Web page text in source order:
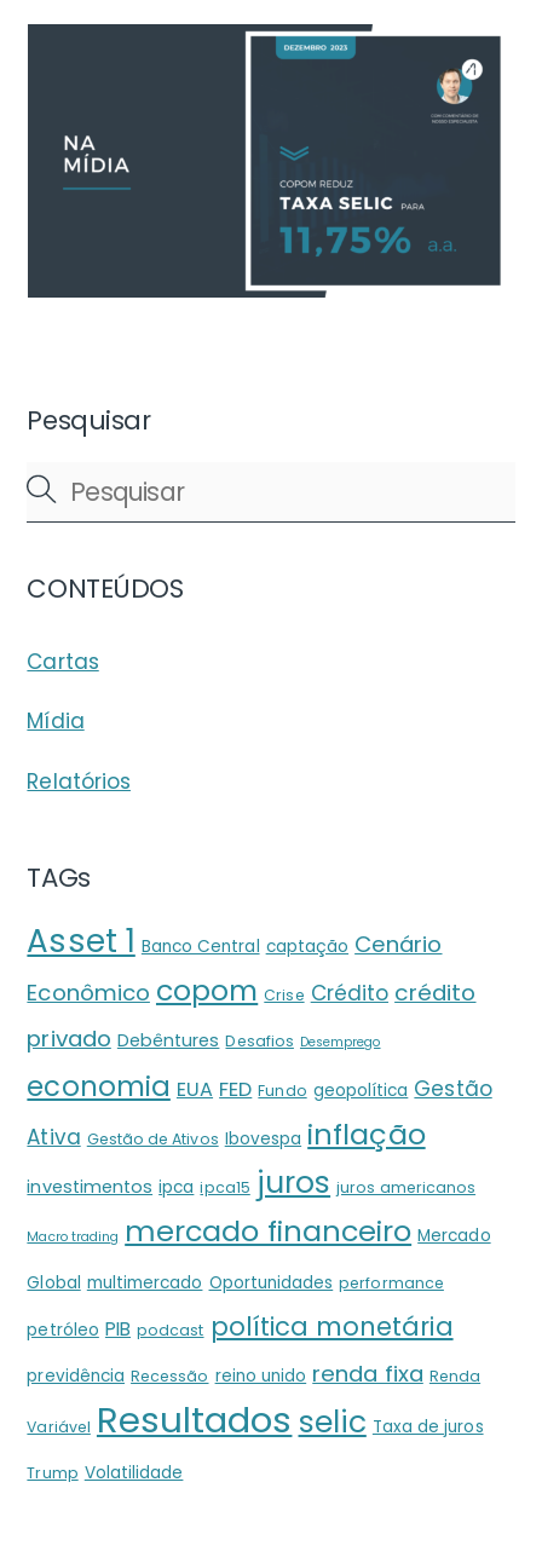
Pesquisar
CONTEÚDOS
Cartas
Mídia
Relatórios
TAGs
Asset 1 Banco Central captação Cenário
Econômico copom Crise Crédito crédito
privado Debêntures Desafios Desemprego
economia EUA FED Fundo geopolítica Gestão
Ativa Gestão de Ativos Ibovespa inflação
investimentos ipca ipca15 juros juros americanos
Macro trading mercado financeiro Mercado
Global multimercado Oportunidades performance
petróleo PIB podcast política monetária
previdência Recessão reino unido renda fixa Renda
Variável Resultados selic Taxa de juros
Trump Volatilidade